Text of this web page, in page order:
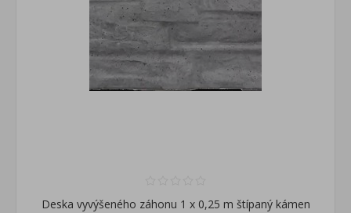
Deska vyvýšeného záhonu 1 x 0,25 m štípaný kámen